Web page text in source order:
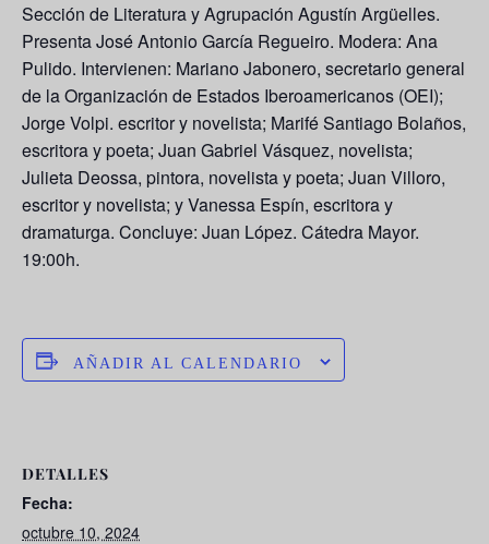
Sección de Literatura y Agrupación Agustín Argüelles.
PresentaJosé Antonio García Regueiro. Modera: Ana
Pulido. Intervienen: Mariano Jabonero, secretario general
de la Organización de Estados Iberoamericanos (OEI);
Jorge Volpi. escritor y novelista; Marifé Santiago Bolaños,
escritora y poeta; Juan Gabriel Vásquez, novelista;
Julieta Deossa, pintora, novelista y poeta; Juan Villoro,
escritor y novelista; y Vanessa Espín, escritora y
dramaturga. Concluye: Juan López. Cátedra Mayor.
19:00h.
AÑADIR AL CALENDARIO
DETALLES
Fecha:
octubre 10, 2024